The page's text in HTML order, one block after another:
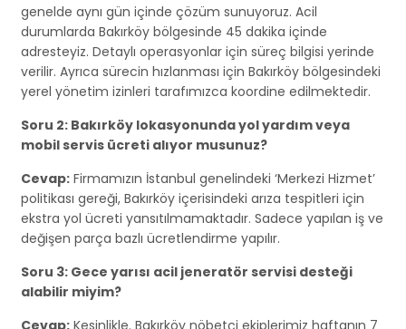
genelde aynı gün içinde çözüm sunuyoruz. Acil
durumlarda Bakırköy bölgesinde 45 dakika içinde
adresteyiz. Detaylı operasyonlar için süreç bilgisi yerinde
verilir. Ayrıca sürecin hızlanması için Bakırköy bölgesindeki
yerel yönetim izinleri tarafımızca koordine edilmektedir.
Soru 2: Bakırköy lokasyonunda yol yardım veya
mobil servis ücreti alıyor musunuz?
Cevap: Firmamızın İstanbul genelindeki ‘Merkezi Hizmet’
politikası gereği, Bakırköy içerisindeki arıza tespitleri için
ekstra yol ücreti yansıtılmamaktadır. Sadece yapılan iş ve
değişen parça bazlı ücretlendirme yapılır.
Soru 3: Gece yarısı acil jeneratör servisi desteği
alabilir miyim?
Cevap: Kesinlikle. Bakırköy nöbetçi ekiplerimiz haftanın 7